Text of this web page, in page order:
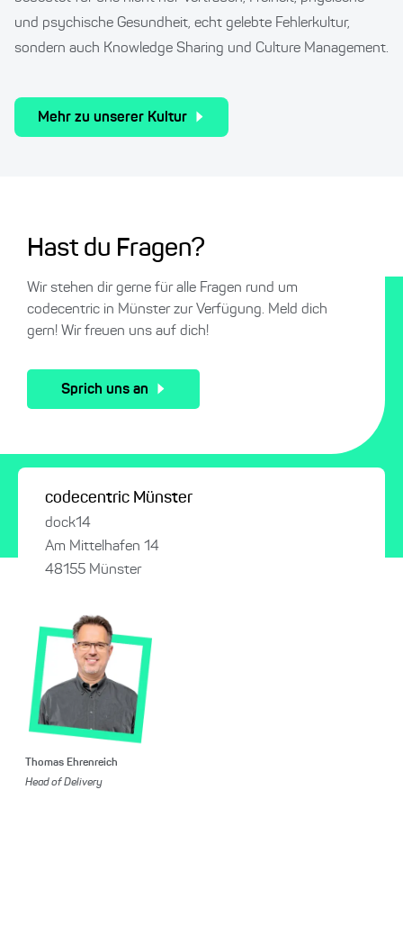
und psychische Gesundheit, echt gelebte Fehlerkultur,
sondern auch Knowledge Sharing und Culture Management.
Mehr zu unserer Kultur
Hast du Fragen?
Wir stehen dir gerne für alle Fragen rund um
codecentric in Münster zur Verfügung. Meld dich
gern! Wir freuen uns auf dich!
Sprich uns an
codecentric Münster
dock14
Am Mittelhafen 14
48155 Münster
Thomas Ehrenreich
Head of Delivery